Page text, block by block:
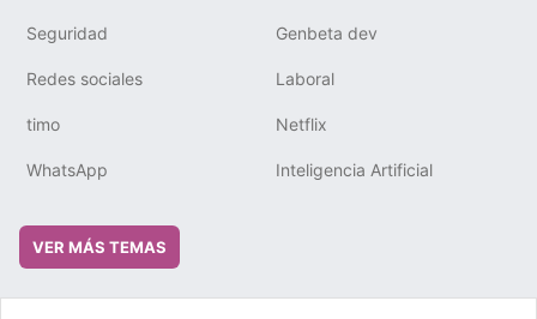
Seguridad Genbeta dev
Redes sociales Laboral
timo Netflix
WhatsApp Inteligencia Artificial
VER MÁS TEMAS